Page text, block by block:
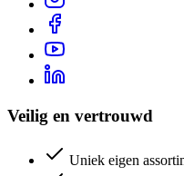
Veilig en vertrouwd
Uniek eigen